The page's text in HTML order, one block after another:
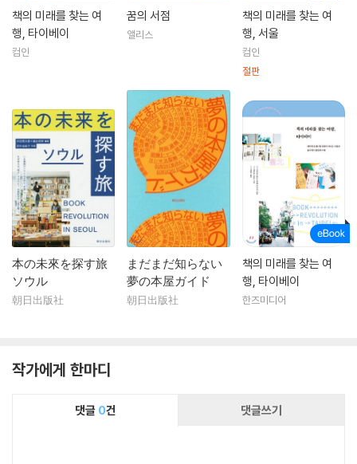
책의 미래를 찾는 여
행, 타이베이
컴인
꿈의 서점
앨리스
책의 미래를 찾는 여
행, 서울
컴인
절판
本の未來を探す旅
ソウル
朝日出版社
まだまだ知らない
夢の本屋ガイド
朝日出版社
책의 미래를 찾는 여
행, 타이베이
한즈미디어
작가에게 한마디
댓글 0건 댓글쓰기